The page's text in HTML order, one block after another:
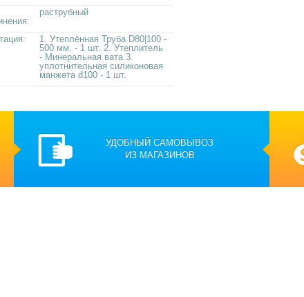
раструбный
1. Утеплённая Труба D80|100 -
500 мм. - 1 шт. 2. Утеплитель
- Минеральная вата 3.
уплотнительная силиконовая
манжета d100 - 1 шт.
УДОБНЫЙ САМОВЫВОЗ
ИЗ МАГАЗИНОВ